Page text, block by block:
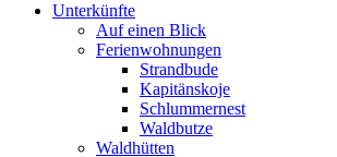
Unterkünfte
Auf einen Blick
Ferienwohnungen
Strandbude
Kapitänskoje
Schlummernest
Waldbutze
Waldhütten